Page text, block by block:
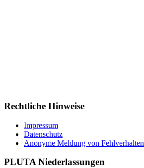
Rechtliche Hinweise
Impressum
Datenschutz
Anonyme Meldung von Fehlverhalten
PLUTA Niederlassungen